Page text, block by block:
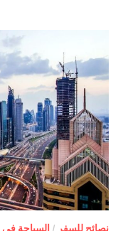
نصائح للسفر / السياحة